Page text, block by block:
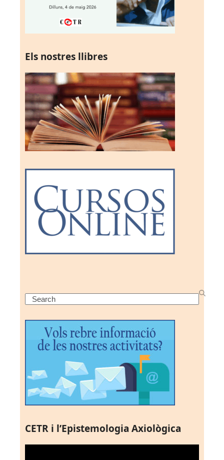
Els nostres llibres
Search
CETR i l’Epistemologia Axiològica